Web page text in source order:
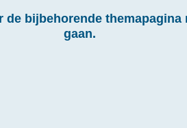
bijbehorende
gaan.